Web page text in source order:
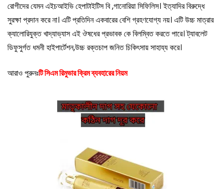
রোগীদের যেমন এইচআইভি হেপাটাইটিস বি ,গানোরিয়া সিফিলিস। ইত্যাদির বিরুদ্ধে
সুরক্ষা প্রদান করে না। এটি প্রতিদিন একবারের বেশি গ্রহণযোগ্য নয়। এটি উচ্চ মাত্রার
ক্যালোরিযুক্ত খাদ্যাভ্যাস এই ঔষধের প্রভাবক কে বিলম্বিত করতে পারে। ট্যাবলেট
ডিফুসুর্গত ধমনী হাইপার্টেশন,উচ্চ রক্তচাপ জনিত চিকিৎসায় সাহায্য করে।
আরাও পুরুনঃটি সিএম রিমুভার ক্রিম ব্যবহারের নিয়ম